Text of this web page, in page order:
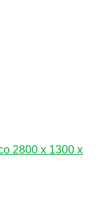
2800 x 1300 x